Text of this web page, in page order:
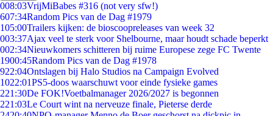
008:03VrijMiBabes #316 (not very sfw!)
607:34Random Pics van de Dag #1979
105:00Trailers kijken: de bioscoopreleases van week 32
003:37Ajax veel te sterk voor Shelbourne, maar houdt schade beperkt
002:34Nieuwkomers schitteren bij ruime Europese zege FC Twente
1900:45Random Pics van de Dag #1978
922:04Ontslagen bij Halo Studios na Campaign Evolved
1022:01PS5-doos waarschuwt voor einde fysieke games
221:30De FOK!Voetbalmanager 2026/2027 is begonnen
221:03Le Court wint na nerveuze finale, Pieterse derde